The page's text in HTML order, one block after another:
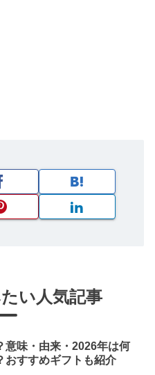
い人気記事
意味・由来・2026年は何
おすすめギフトも紹介